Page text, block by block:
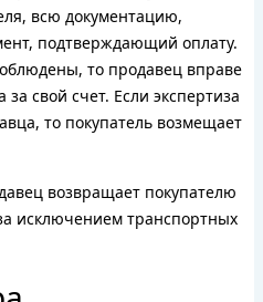
всю документацию,
подтверждающий оплату.
то продавец вправе
за свой счет. Если экспертиза
то покупатель возмещает
возвращает покупателю
исключением транспортных